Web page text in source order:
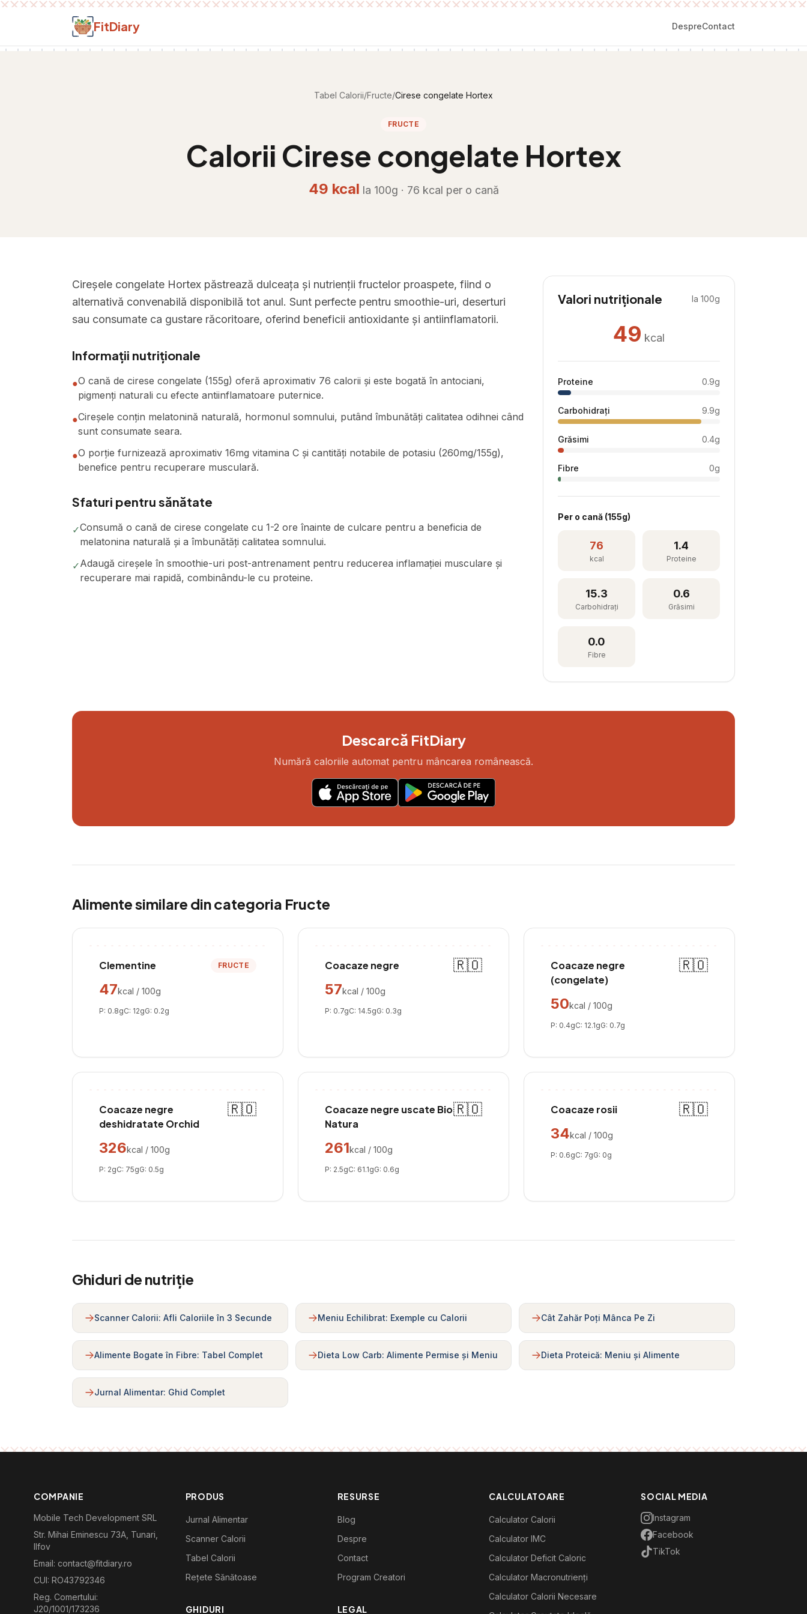
Salt la conținut
FitDiary DespreContact
Tabel Calorii/Fructe/Cirese congelate Hortex
FRUCTE
Calorii Cirese congelate Hortex
49 kcal la 100g · 76 kcal per o cană
Cireșele congelate Hortex păstrează dulceața și nutrienții fructelor proaspete, fiind o
alternativă convenabilă disponibilă tot anul. Sunt perfecte pentru smoothie-uri, deserturi
sau consumate ca gustare răcoritoare, oferind beneficii antioxidante și antiinflamatorii.
Informații nutriționale
●O cană de cirese congelate (155g) oferă aproximativ 76 calorii și este bogată în antociani,
pigmenți naturali cu efecte antiinflamatoare puternice.
●Cireșele conțin melatonină naturală, hormonul somnului, putând îmbunătăți calitatea odihnei când
sunt consumate seara.
●O porție furnizează aproximativ 16mg vitamina C și cantități notabile de potasiu (260mg/155g),
benefice pentru recuperare musculară.
Sfaturi pentru sănătate
✓Consumă o cană de cirese congelate cu 1-2 ore înainte de culcare pentru a beneficia de
melatonina naturală și a îmbunătăți calitatea somnului.
✓Adaugă cireșele în smoothie-uri post-antrenament pentru reducerea inflamației musculare și
recuperare mai rapidă, combinându-le cu proteine.
Valori nutriționale la 100g
49 kcal
Proteine 0.9g
Carbohidrați 9.9g
Grăsimi 0.4g
Fibre 0g
Per o cană (155g)
76
kcal
1.4
Proteine
15.3
Carbohidrați
0.6
Grăsimi
0.0
Fibre
Descarcă FitDiary
Numără caloriile automat pentru mâncarea românească.
Alimente similare din categoria Fructe
Clementine FRUCTE
47kcal / 100g
P: 0.8gC: 12gG: 0.2g
Coacaze negre
🇷🇴
57kcal / 100g
P: 0.7gC: 14.5gG: 0.3g
Coacaze negre
(congelate)
🇷🇴
50kcal / 100g
P: 0.4gC: 12.1gG: 0.7g
Coacaze negre
deshidratate Orchid
🇷🇴
326kcal / 100g
P: 2gC: 75gG: 0.5g
Coacaze negre uscate Bio
Natura
🇷🇴
261kcal / 100g
P: 2.5gC: 61.1gG: 0.6g
Coacaze rosii
🇷🇴
34kcal / 100g
P: 0.6gC: 7gG: 0g
Ghiduri de nutriție
Scanner Calorii: Afli Caloriile în 3 Secunde Meniu Echilibrat: Exemple cu Calorii Cât Zahăr Poți Mânca Pe Zi
Alimente Bogate în Fibre: Tabel Complet Dieta Low Carb: Alimente Permise și Meniu Dieta Proteică: Meniu și Alimente
Jurnal Alimentar: Ghid Complet
COMPANIE
Mobile Tech Development SRL
Str. Mihai Eminescu 73A, Tunari,
Ilfov
Email: contact@fitdiary.ro
CUI: RO43792346
Reg. Comertului:
J20/1001/173236
PRODUS
Jurnal Alimentar
Scanner Calorii
Tabel Calorii
Rețete Sănătoase
GHIDURI
RESURSE
Blog
Despre
Contact
Program Creatori
LEGAL
CALCULATOARE
Calculator Calorii
Calculator IMC
Calculator Deficit Caloric
Calculator Macronutrienți
Calculator Calorii Necesare
SOCIAL MEDIA
Instagram
Facebook
TikTok